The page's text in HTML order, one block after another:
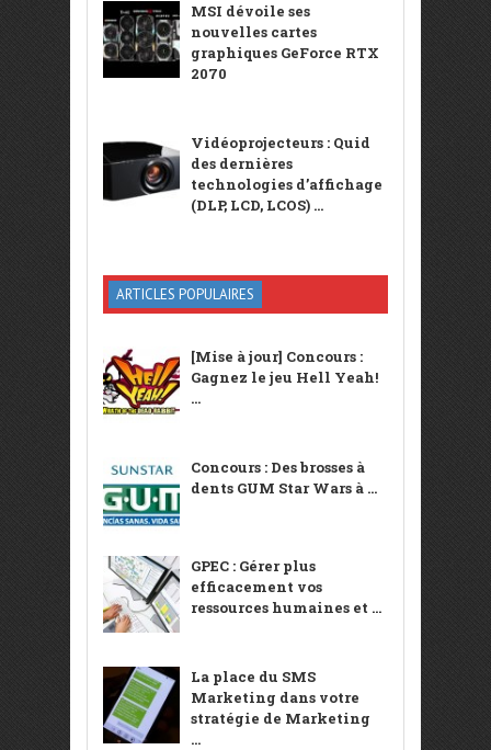
MSI dévoile ses
nouvelles cartes
graphiques GeForce RTX
2070
Vidéoprojecteurs : Quid
des dernières
technologies d’affichage
(DLP, LCD, LCOS) ...
ARTICLES POPULAIRES
[Mise à jour] Concours :
Gagnez le jeu Hell Yeah!
...
Concours : Des brosses à
dents GUM Star Wars à ...
GPEC : Gérer plus
efficacement vos
ressources humaines et ...
La place du SMS
Marketing dans votre
stratégie de Marketing
...